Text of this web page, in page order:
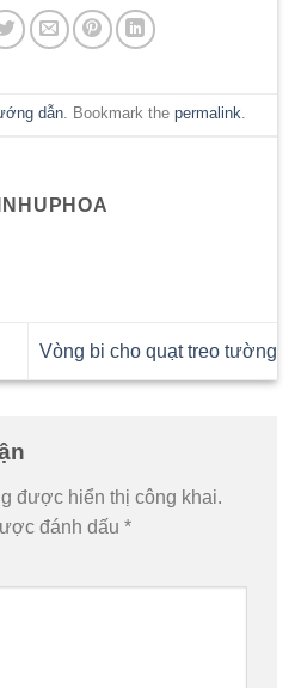
dẫn. Bookmark the permalink.
Vòng bi cho quạt treo tường
được hiển thị công khai.
đánh dấu *